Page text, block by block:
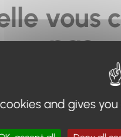
vous
pas...
de recherche en
and gives